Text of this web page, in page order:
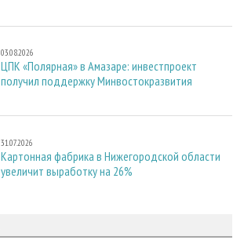
03.08.2026
ЦПК «Полярная» в Амазаре: инвестпроект
получил поддержку Минвостокразвития
31.07.2026
Картонная фабрика в Нижегородской области
увеличит выработку на 26%